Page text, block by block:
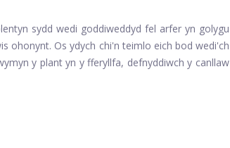
sydd wedi goddiweddyd fel arfer yn golygu
ohonynt. Os ydych chi'n teimlo eich bod wedi'ch
y plant yn y fferyllfa, defnyddiwch y canllaw